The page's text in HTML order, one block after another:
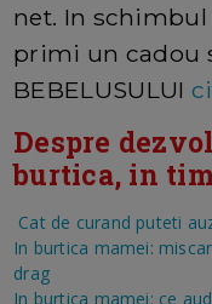
net. In
primi un cadou
BEBELUSULUI
Despre
burtica, in
Cat de curand puteti
In burtica mamei:
drag
In burtica mamei: ce